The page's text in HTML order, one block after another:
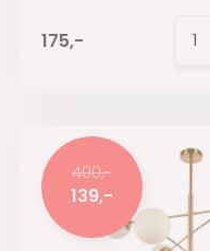
175,-
400,-
139,-